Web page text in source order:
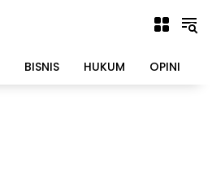
BISNIS HUKUM OPINI